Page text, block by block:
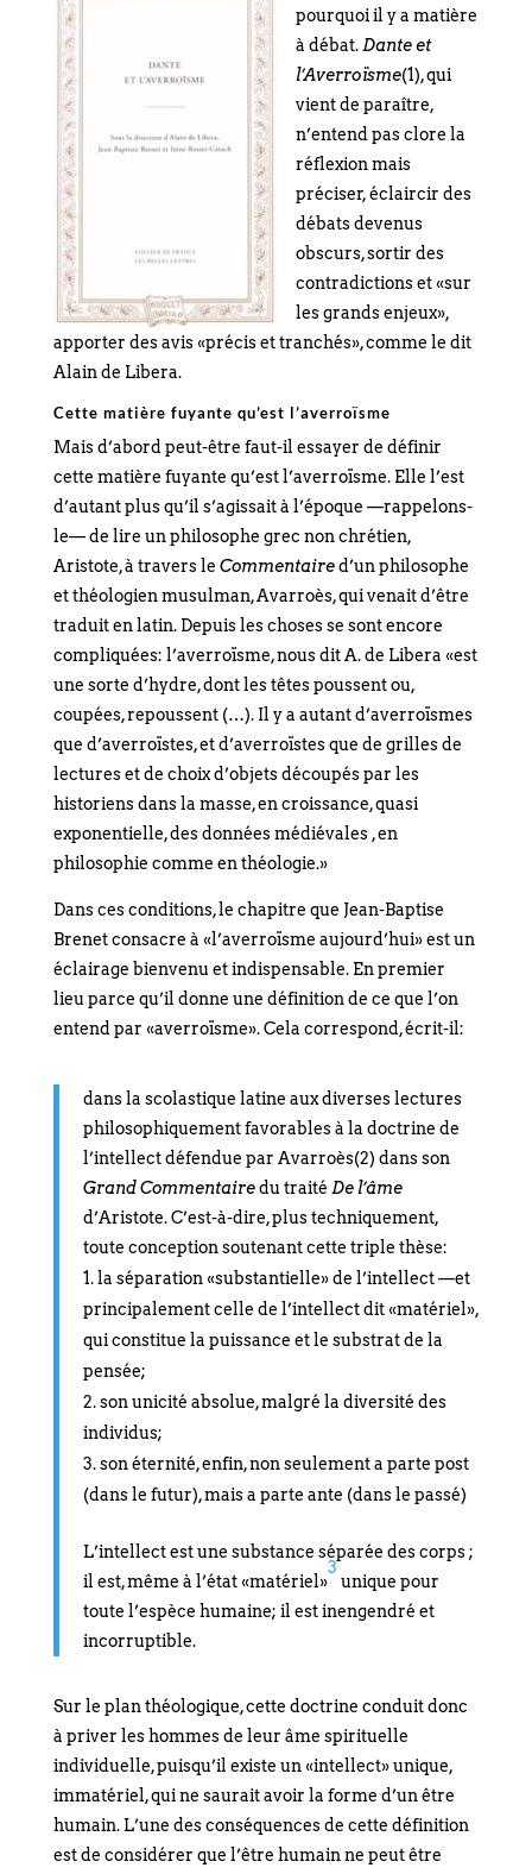
pourquoi il y a matière
à débat. Dante et
l’Averroïsme(1), qui
vient de paraître,
n’entend pas clore la
réflexion mais
préciser, éclaircir des
débats devenus
obscurs, sortir des
contradictions et «sur
les grands enjeux»,
apporter des avis «précis et tranchés», comme le dit
Alain de Libera.
Cette matière fuyante qu’est l’averroïsme
Mais d’abord peut-être faut-il essayer de définir
cette matière fuyante qu’est l’averroïsme. Elle l’est
d’autant plus qu’il s’agissait à l’époque —rappelons-
le— de lire un philosophe grec non chrétien,
Aristote, à travers le Commentaired’un philosophe
et théologien musulman, Avarroès, qui venait d’être
traduit en latin. Depuis les choses se sont encore
compliquées: l’averroïsme, nous dit A. de Libera «est
une sorte d’hydre, dont les têtes poussent ou,
coupées, repoussent (…). Il y a autant d’averroïsmes
que d’averroïstes, et d’averroïstes que de grilles de
lectures et de choix d’objets découpés par les
historiens dans la masse, en croissance, quasi
exponentielle, des données médiévales , en
philosophie comme en théologie.»
Dans ces conditions, le chapitre que Jean-Baptise
Brenet consacre à «l’averroïsme aujourd’hui» est un
éclairage bienvenu et indispensable. En premier
lieu parce qu’il donne une définition de ce que l’on
entend par «averroïsme». Cela correspond, écrit-il:
dans la scolastique latine aux diverses lectures
philosophiquement favorables à la doctrine de
l’intellect défendue par Avarroès(2) dans son
Grand Commentairedu traité De l’âme
d’Aristote. C’est-à-dire, plus techniquement,
toute conception soutenant cette triple thèse:
la séparation «substantielle» de l’intellect —et
principalement celle de l’intellect dit «matériel»,
qui constitue la puissance et le substrat de la
pensée;
son unicité absolue, malgré la diversité des
individus;
son éternité, enfin, non seulement a parte post
(dans le futur), mais a parte ante (dans le passé)
L’intellect est une substance séparée des corps ;
il est, même à l’état «matériel»
3
unique pour
toute l’espèce humaine; il est inengendré et
incorruptible.
Sur le plan théologique, cette doctrine conduit donc
à priver les hommes de leur âme spirituelle
individuelle, puisqu’il existe un «intellect» unique,
immatériel, qui ne saurait avoir la forme d’un être
humain. L’une des conséquences de cette définition
est de considérer que l’être humain ne peut être